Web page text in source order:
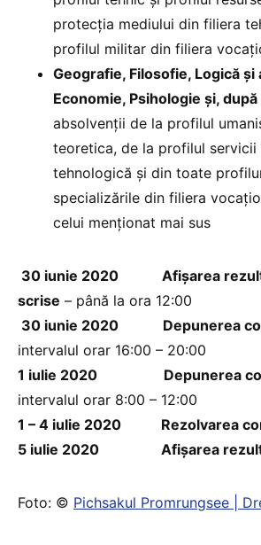
protecția mediului din filiera
profilul militar din filiera
Geografie, Filosofie, Logică
Economie, Psihologie și,
absolvenții de la profilul
teoretica, de la profilul servicii
tehnologică și din toate
specializările din filiera
celui menționat mai sus
30 iunie 2020
Afișarea
scrise – până la ora 12:00
30 iunie 2020
Depunerea
intervalul orar 16:00 – 20:00
1 iulie 2020
Depunerea
intervalul orar 8:00 – 12:00
1 – 4 iulie 2020
Rezolvarea
5 iulie 2020
Afișarea
Foto: © Pichsakul Promrungsee |